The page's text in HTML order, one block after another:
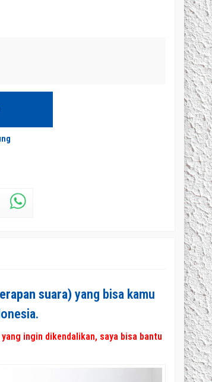
suara) yang bisa kamu
ingin dikendalikan, saya bisa bantu